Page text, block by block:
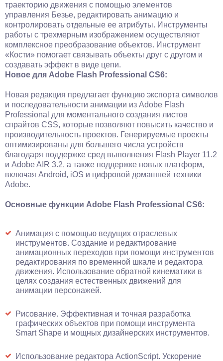
траекторию движения с помощью элементов
управления Безье, редактировать анимацию и
контролировать отдельные ее атрибуты. Инструменты
работы с трехмерным изображением осуществляют
комплексное преобразование объектов. Инструмент
«Кости» помогает связывать объекты друг с другом и
создавать эффект в виде цепи.
Новое для Adobe Flash Professional CS6:
Новая редакция предлагает функцию экспорта символов
и последовательности анимации из Adobe Flash
Professional для моментального создания листов
спрайтов CSS, которые позволяют повысить качество и
производительность проектов. Генерируемые проекты
оптимизированы для большего числа устройств
благодаря поддержке сред выполнения Flash Player 11.2
и Adobe AIR 3.2, а также поддержке новых платформ,
включая Android, iOS и цифровой домашней техники
Adobe.
Основные функции Adobe Flash Professional CS6:
Анимация с помощью ведущих отраслевых
инструментов. Создание и редактирование
анимационных переходов при помощи инструментов
редактирования по временной шкале и редактора
движения. Использование обратной кинематики в
целях создания естественных движений для
анимации персонажей.
Рисование. Эффективная и точная разработка
графических объектов при помощи инструмента
Smart Shape и мощных дизайнерских инструментов.
Использование редактора ActionScript. Ускорение